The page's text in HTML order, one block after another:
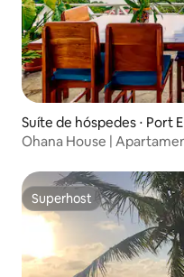
Suíte de hóspedes ⋅ Port
Ohana House |
Superhost
Superhost